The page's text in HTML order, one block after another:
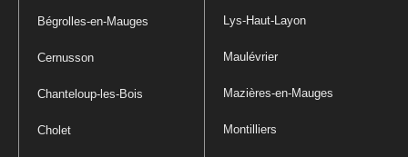
Bégrolles-en-Mauges
Cernusson
Chanteloup-les-Bois
Cholet
Lys-Haut-Layon
Maulévrier
Mazières-en-Mauges
Montilliers